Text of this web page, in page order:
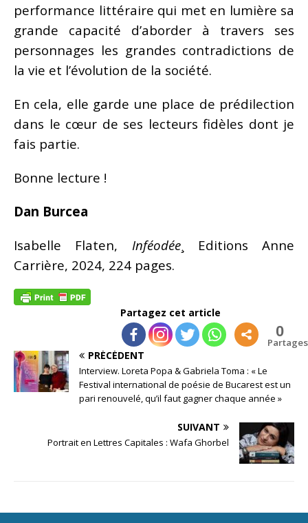
performance littéraire qui met en lumière sa
grande capacité d’aborder à travers ses
personnages les grandes contradictions de
la vie et l’évolution de la société.
En cela, elle garde une place de prédilection
dans le cœur de ses lecteurs fidèles dont je
fais partie.
Bonne lecture !
Dan Burcea
Isabelle Flaten, Inféodée¸ Editions Anne
Carrière, 2024, 224 pages.
Partagez cet article
0
Partages
PRÉCÉDENT
Interview. Loreta Popa & Gabriela Toma : « Le
Festival international de poésie de Bucarest est un
pari renouvelé, qu’il faut gagner chaque année »
SUIVANT
Portrait en Lettres Capitales : Wafa Ghorbel